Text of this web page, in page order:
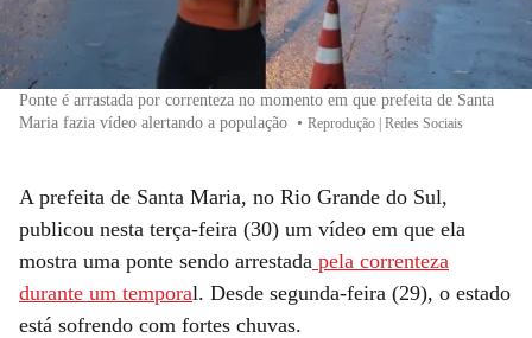
Ponte é arrastada por correnteza no momento em que prefeita de Santa
Maria fazia vídeo alertando a população • Reprodução | Redes Sociais
A prefeita de Santa Maria, no Rio Grande do Sul,
publicou nesta terça-feira (30) um vídeo em que ela
mostra uma ponte sendo arrestada pela correnteza
durante um temporal. Desde segunda-feira (29), o estado
está sofrendo com fortes chuvas.